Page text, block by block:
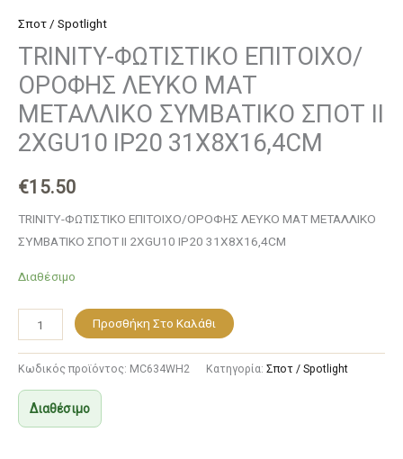
Σποτ / Spotlight
TRINITY-ΦΩΤΙΣΤΙΚΟ ΕΠΙΤΟΙΧΟ/
ΟΡΟΦΗΣ ΛΕΥΚΟ ΜΑΤ
ΜΕΤΑΛΛΙΚΟ ΣΥΜΒΑΤΙΚΟ ΣΠΟΤ II
2ΧGU10 IP20 31X8X16,4CM
€15.50
TRINITY-ΦΩΤΙΣΤΙΚΟ ΕΠΙΤΟΙΧΟ/ΟΡΟΦΗΣ ΛΕΥΚΟ ΜΑΤ ΜΕΤΑΛΛΙΚΟ
ΣΥΜΒΑΤΙΚΟ ΣΠΟΤ II 2ΧGU10 IP20 31X8X16,4CM
Διαθέσιμο
Προσθήκη Στο Καλάθι
Κωδικός προϊόντος: MC634WH2 Κατηγορία: Σποτ / Spotlight
Διαθέσιμο